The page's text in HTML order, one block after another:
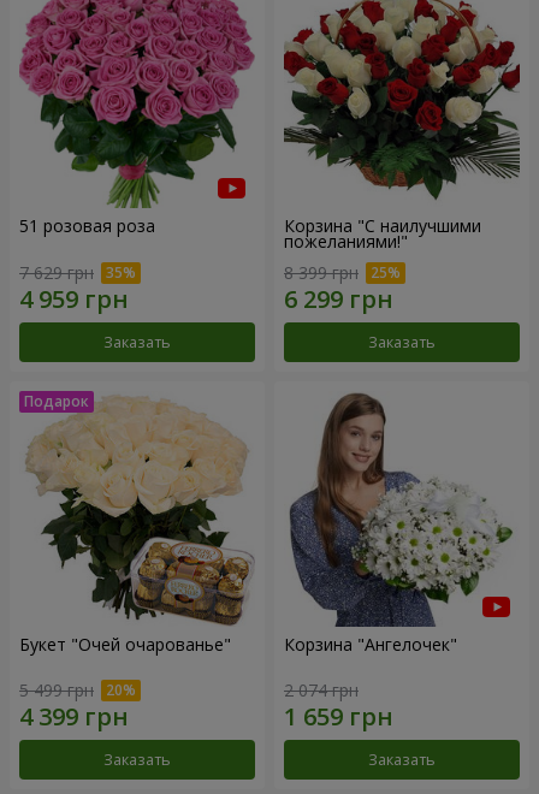
51 розовая роза
7 629 грн
Заказать
Корзина "С наилучшими
пожеланиями!"
8 399 грн
Заказать
Букет "Очей очарованье"
5 499 грн
Заказать
Корзина "Ангелочек"
2 074 грн
Заказать